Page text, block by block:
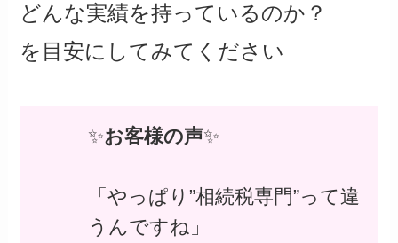
どんな実績を持っているのか？
を目安にしてみてください
✨お客様の声✨
「やっぱり”相続税専門”って違
うんですね」